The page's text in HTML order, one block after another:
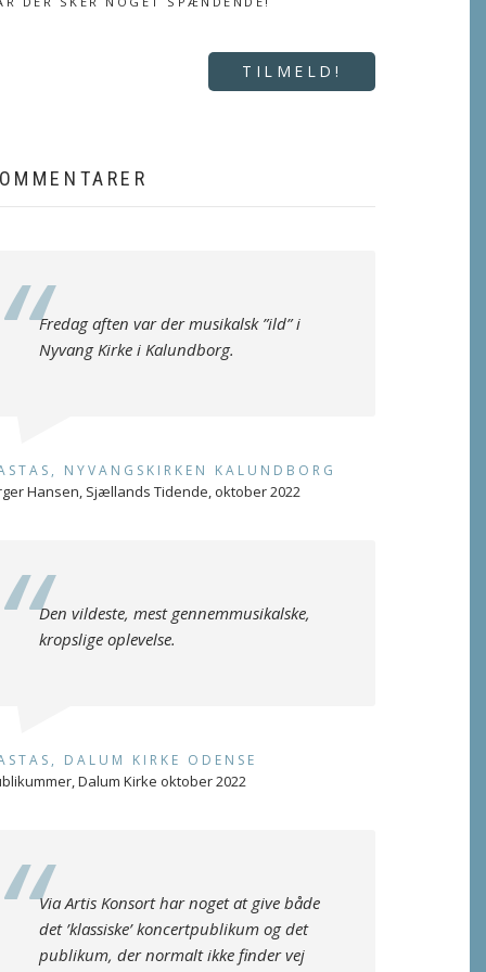
TILMELD!
Fredag aften var der musikalsk ”ild” i
Nyvang Kirke i Kalundborg.
NYVANGSKIRKEN KALUNDBORG
Hansen, Sjællands Tidende, oktober 2022
Den vildeste, mest gennemmusikalske,
kropslige oplevelse.
DALUM KIRKE ODENSE
Dalum Kirke oktober 2022
Via Artis Konsort har noget at give både
det ’klassiske’ koncertpublikum og det
publikum, der normalt ikke finder vej